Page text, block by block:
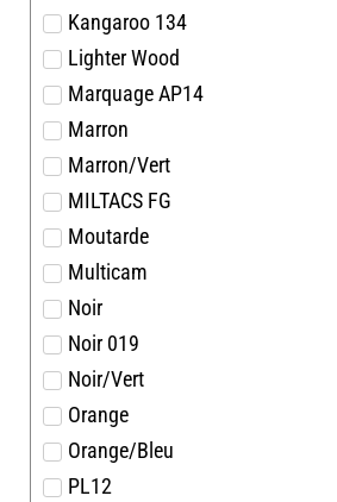
Kangaroo 134
Lighter Wood
Marquage AP14
Marron
Marron/Vert
MILTACS FG
Moutarde
Multicam
Noir
Noir 019
Noir/Vert
Orange
Orange/Bleu
PL12